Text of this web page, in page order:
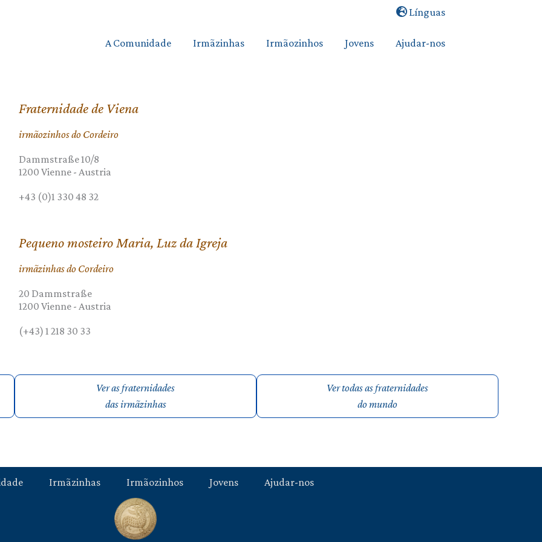
Línguas
A Comunidade Irmãzinhas Irmãozinhos Jovens Ajudar-nos
Fraternidade de Viena
irmãozinhos do Cordeiro
Dammstraße 10/8
1200 Vienne- Austria
+43 (0)1 330 48 32
Pequeno mosteiro Maria, Luz da Igreja
irmãzinhas do Cordeiro
20 Dammstraße
1200 Vienne- Austria
(+43) 1 218 30 33
Ver as fraternidades
das irmãzinhas
Ver todas as fraternidades
do mundo
Irmãzinhas Irmãozinhos Jovens Ajudar-nos